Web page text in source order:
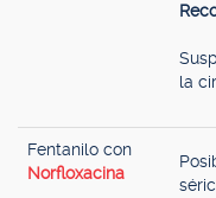
la
Fentanilo con
Norfloxacina